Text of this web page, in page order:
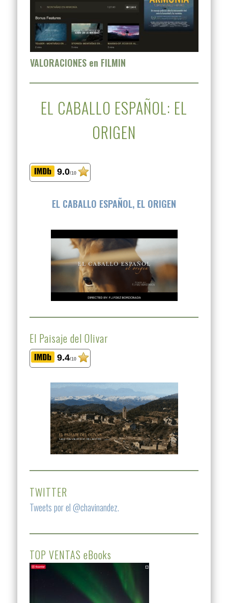
VALORACIONES en FILMIN
EL CABALLO ESPAÑOL: EL
ORIGEN
9.0/10
EL CABALLO ESPAÑOL, EL ORIGEN
El Paisaje del Olivar
9.4/10
TWITTER
Tweets por el @chavinandez.
TOP VENTAS eBooks